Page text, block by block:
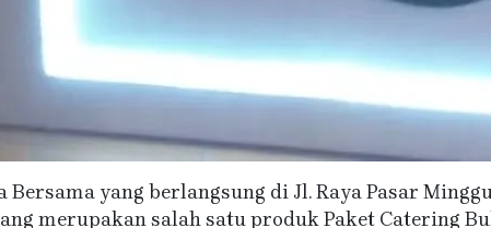
Bersama yang berlangsung di Jl. Raya Pasar
merupakan salah satu produk Paket Catering